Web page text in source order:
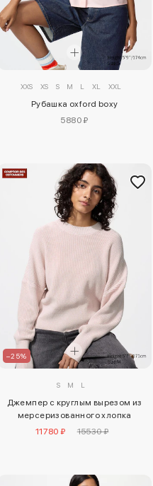
XXS XS S M L XL XXL
Рубашка oxford boxy
5880 ₽
–25%
S M L
Джемпер с круглым вырезом из
мерсеризованного хлопка
11780 ₽
15530 ₽